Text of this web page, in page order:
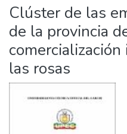
Estadísticas Externas
Manuales
Clúster de las
de la provincia
las rosas